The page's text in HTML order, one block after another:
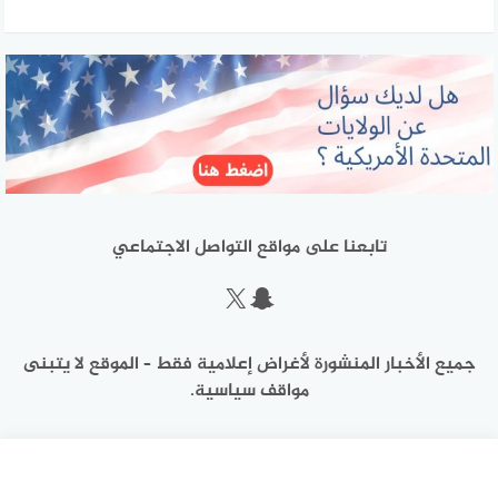
تابعنا على مواقع التواصل الاجتماعي
سناب شات
إكس
جميع الأخبار المنشورة لأغراض إعلامية فقط – الموقع لا يتبنى
مواقف سياسية.